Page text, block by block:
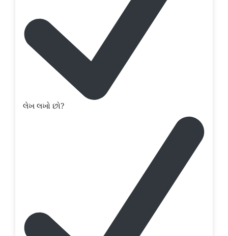
લેખ લખો છો?